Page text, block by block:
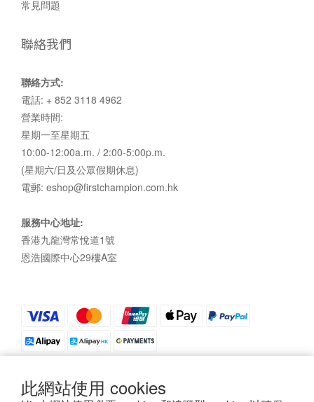
此網站使用 cookies
常見問題
聯絡我們
聯絡方式:
電話: + 852 3118 4962
營業時間:
星期一至星期五
10:00-12:00a.m. / 2:00-5:00p.m.
(星期六/日及公眾假期休息)
電郵: eshop@firstchampion.com.hk
服務中心地址:
香港九龍灣常悅道1號
恩浩國際中心29樓A室